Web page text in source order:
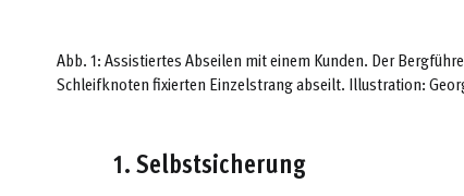
Abb. 1: Assistiertes Abseilen mit einem Kunden. Der
Schleifknoten fixierten Einzelstrang abseilt. Illustration:
1. Selbstsicherung